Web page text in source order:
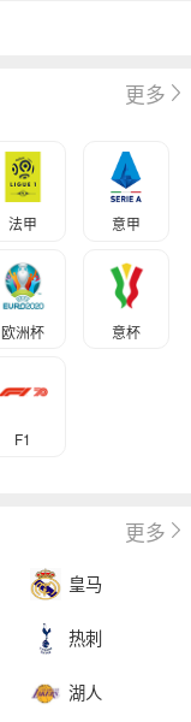
更多
法甲 意甲
欧洲杯 意杯
F1
更多
皇马
热刺
湖人